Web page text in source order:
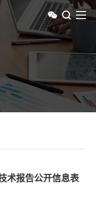
术报告公开信息表